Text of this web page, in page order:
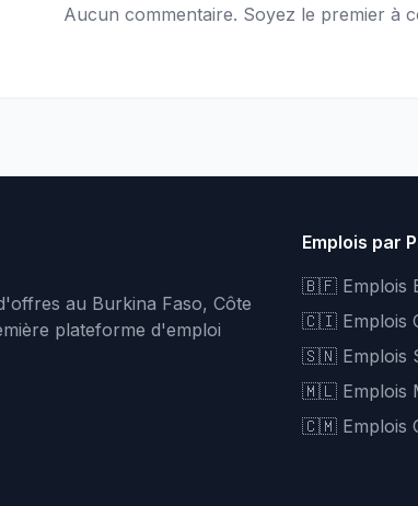
Aucun commentaire. Soyez le premier à
au Burkina Faso, Côte
plateforme d'emploi
Emplois par
🇧🇫 Emplois
🇨🇮 Emplois
🇸🇳 Emplois
🇲🇱 Emplois
🇨🇲 Emplois